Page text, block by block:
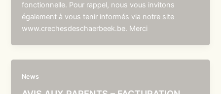
fonctionnelle. Pour rappel, nous vous invitons
également à vous tenir informés via notre site
www.crechesdeschaerbeek.be. Merci
News